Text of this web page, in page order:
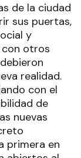
de la ciudad
sus puertas,
y
otros
realidad.
con el
de
nuevas
primera en